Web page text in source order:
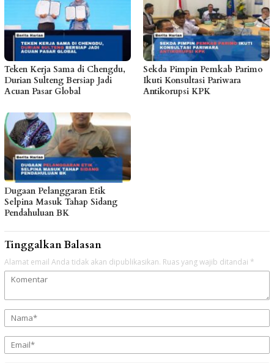
Teken Kerja Sama di Chengdu,
Durian Sulteng Bersiap Jadi
Acuan Pasar Global
Sekda Pimpin Pemkab Parimo
Ikuti Konsultasi Pariwara
Antikorupsi KPK
Dugaan Pelanggaran Etik
Selpina Masuk Tahap Sidang
Pendahuluan BK
Tinggalkan Balasan
Alamat email Anda tidak akan dipublikasikan. Ruas yang wajib ditandai *